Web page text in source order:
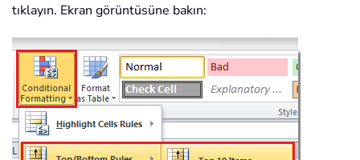
tıklayın. Ekran görüntüsüne bakın: